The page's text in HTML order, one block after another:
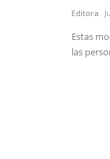
Editora
Estas
las